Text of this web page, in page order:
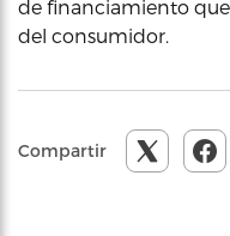
de financiamiento que
del consumidor.
Compartir